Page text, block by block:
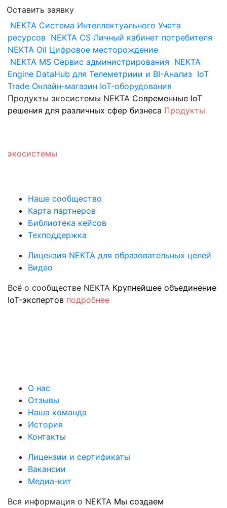
Оставить заявку
NEKTA Система Интеллектуального Учета
ресурсов NEKTA CS Личный кабинет потребителя
NEKTA Oil Цифровое месторождение
NEKTA MS Сервис администрирования NEKTA
Engine DataHub для Телеметриии и BI-Анализ IoT
Trade Онлайн-магазин IoT-оборудования
Продукты экосистемы NEKTA Современные IoT
решения для различных сфер бизнеса Продукты
экосистемы
Наше сообщество
Карта партнеров
Библиотека кейсов
Техподдержка
Лицензия NEKTA для образовательных целей
Видео
Всё о сообществе NEKTA Крупнейшее объединение
IoT-экспертов подробнее
О нас
Отзывы
Наша команда
История
Контакты
Лицензии и сертификаты
Вакансии
Медиа-кит
Вся информация о NEKTA Мы создаем